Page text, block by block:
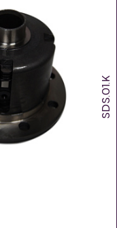
SDS.01.K